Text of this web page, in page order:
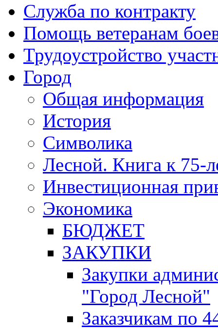
Служба по контракту
Помощь ветеранам
Трудоустройство
Город
Общая информация
История
Символика
Лесной. Книга к 75-
Инвестиционная
Экономика
БЮДЖЕТ
ЗАКУПКИ
Закупки
"Город Лесной"
Заказчикам по